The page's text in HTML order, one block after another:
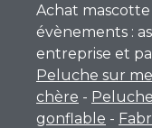
Achat
évènements :
entreprise et
Peluche sur
chère -
gonflable -